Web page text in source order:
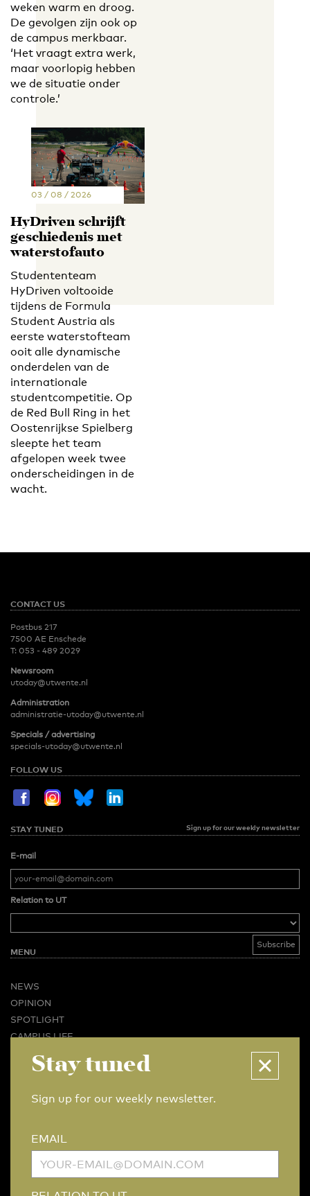
weken warm en droog.
De gevolgen zijn ook op
de campus merkbaar.
‘Het vraagt extra werk,
maar voorlopig hebben
we de situatie onder
controle.’
03 / 08 / 2026
HyDriven schrijft
geschiedenis met
waterstofauto
Studententeam
HyDriven voltooide
tijdens de Formula
Student Austria als
eerste waterstofteam
ooit alle dynamische
onderdelen van de
internationale
studentcompetitie. Op
de Red Bull Ring in het
Oostenrijkse Spielberg
sleepte het team
afgelopen week twee
onderscheidingen in de
wacht.
CONTACT US
Postbus 217
7500 AE Enschede
T: 053 - 489 2029
Newsroom
utoday@utwente.nl
Administration
administratie-utoday@utwente.nl
Specials / advertising
specials-utoday@utwente.nl
FOLLOW US
STAY TUNED Sign up for our weekly newsletter
E-mail
Relation to UT
MENU
NEWS
OPINION
SPOTLIGHT
CAMPUS LIFE
VIDEO
BUSINESS & CAREER
CONTACT
ARCHIVE
MORE
Stay tuned
Sign up for our weekly newsletter.
EMAIL